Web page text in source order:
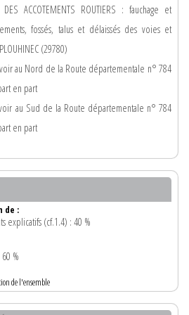
DES ACCOTEMENTS ROUTIERS : fauchage et
fossés, talus et délaissés des voies et
(29780)
au Nord de la Route départementale n° 784
en part
au Sud de la Route départementale n° 784
en part
de :
explicatifs (cf.1.4) : 40 %
%
de l'ensemble